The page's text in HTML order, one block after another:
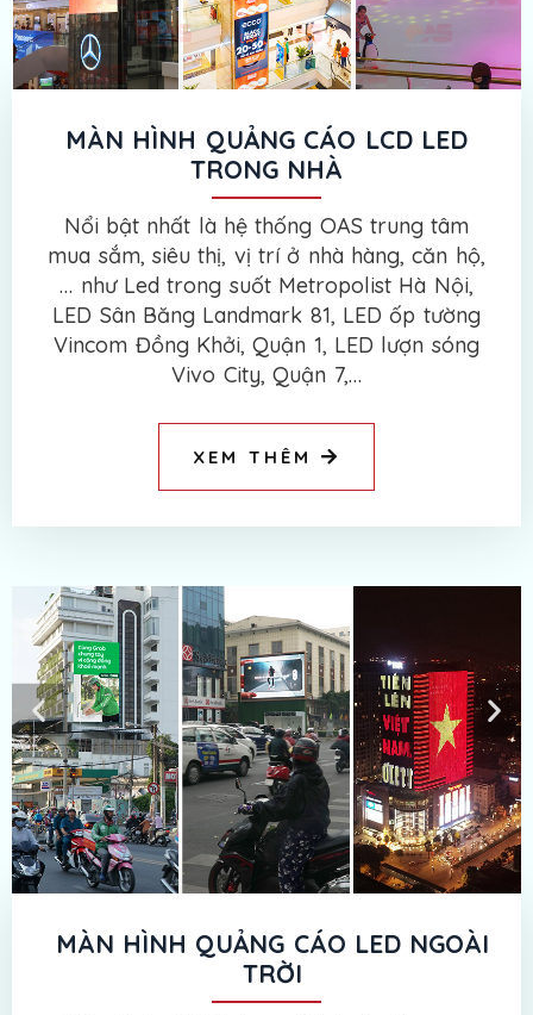
MÀN HÌNH QUẢNG CÁO LCD LED
TRONG NHÀ
Nổi bật nhất là hệ thống OAS trung tâm
mua sắm, siêu thị, vị trí ở nhà hàng, căn hộ,
… như Led trong suốt Metropolist Hà Nội,
LED Sân Băng Landmark 81, LED ốp tường
Vincom Đồng Khởi, Quận 1, LED lượn sóng
Vivo City, Quận 7,…
XEM THÊM
MÀN HÌNH QUẢNG CÁO LED NGOÀI
TRỜI